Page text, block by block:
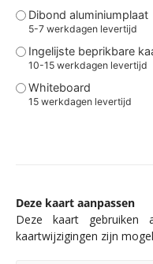
Dibond aluminiumplaat
5-7 werkdagen levertijd
Ingelijste beprikbare
10-15 werkdagen levertijd
Whiteboard
15 werkdagen levertijd
Deze kaart aanpassen
Deze kaart gebruiken
kaartwijzigingen zijn